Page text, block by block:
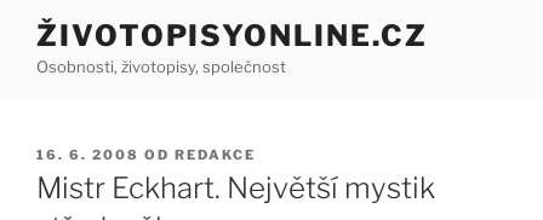
Přejít
obsahu
ŽIVOTOPISYONLINE.CZ
Osobnosti, životopisy, společnost
PUBLIKOVÁNO
16. 6. 2008 OD REDAKCE
Mistr Eckhart. Největší mystik